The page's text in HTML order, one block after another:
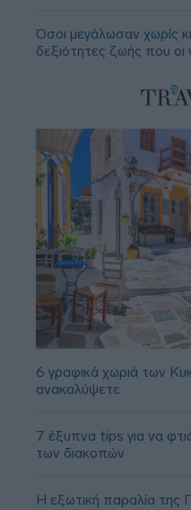
Όσοι μεγάλωσαν χωρίς
δεξιότητες ζωής που
6 γραφικά χωριά των
ανακαλύψετε
7 έξυπνα tips για να
των διακοπών
Η εξωτική παραλία